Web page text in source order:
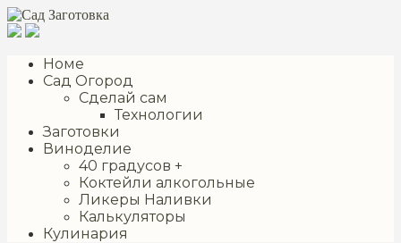
Перейти
к
Номе
Сад Огород
Сделай сам
Технологии
Заготовки
Виноделие
40 градусов +
Коктейли алкогольные
Ликеры Наливки
Калькуляторы
Кулинария